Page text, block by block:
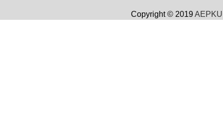
Copyright © 2019